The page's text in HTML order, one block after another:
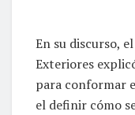
En su discurso,
Exteriores
para conformar
el definir cómo